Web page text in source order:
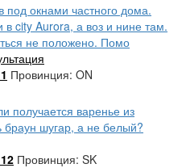
под окнами частного дома.
city Aurora, а воз и нине там.
не положено. Помо
1 Провинция: ON
получается варенье из
браун шугар, а не белый?
12 Провинция: SK